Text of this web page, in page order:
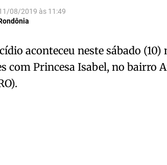
08/2019 às 11:49
aconteceu neste sábado (10)
com Princesa Isabel, no bairro